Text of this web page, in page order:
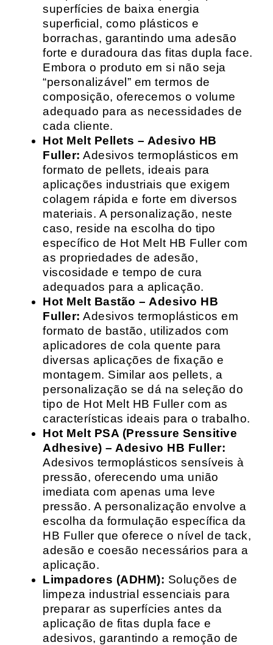
superfícies de baixa energia
superficial, como plásticos e
borrachas, garantindo uma adesão
forte e duradoura das fitas dupla face.
Embora o produto em si não seja
“personalizável” em termos de
composição, oferecemos o volume
adequado para as necessidades de
cada cliente.
Hot Melt Pellets – Adesivo HB
Fuller: Adesivos termoplásticos em
formato de pellets, ideais para
aplicações industriais que exigem
colagem rápida e forte em diversos
materiais. A personalização, neste
caso, reside na escolha do tipo
específico de Hot Melt HB Fuller com
as propriedades de adesão,
viscosidade e tempo de cura
adequados para a aplicação.
Hot Melt Bastão – Adesivo HB
Fuller: Adesivos termoplásticos em
formato de bastão, utilizados com
aplicadores de cola quente para
diversas aplicações de fixação e
montagem. Similar aos pellets, a
personalização se dá na seleção do
tipo de Hot Melt HB Fuller com as
características ideais para o trabalho.
Hot Melt PSA (Pressure Sensitive
Adhesive) – Adesivo HB Fuller:
Adesivos termoplásticos sensíveis à
pressão, oferecendo uma união
imediata com apenas uma leve
pressão. A personalização envolve a
escolha da formulação específica da
HB Fuller que oferece o nível de tack,
adesão e coesão necessários para a
aplicação.
Limpadores (ADHM): Soluções de
limpeza industrial essenciais para
preparar as superfícies antes da
aplicação de fitas dupla face e
adesivos, garantindo a remoção de